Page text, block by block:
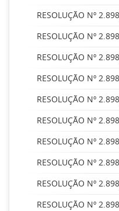
RESOLUÇÃO Nº
RESOLUÇÃO Nº
RESOLUÇÃO Nº
RESOLUÇÃO Nº
RESOLUÇÃO Nº
RESOLUÇÃO Nº
RESOLUÇÃO Nº
RESOLUÇÃO Nº
RESOLUÇÃO Nº
RESOLUÇÃO Nº